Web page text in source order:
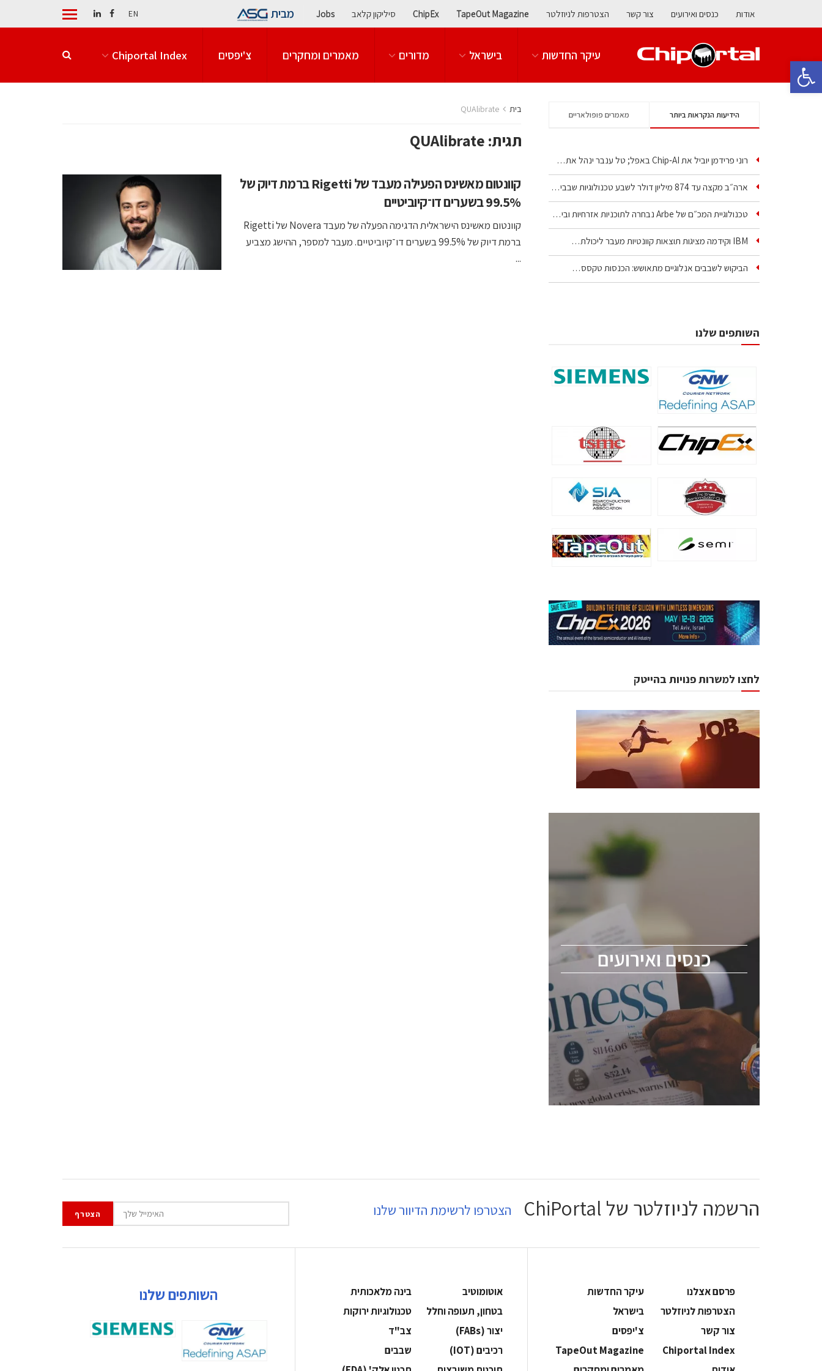
פתח סרגל נגישות
אודות כנסים ואירועים צור קשר הצטרפות לניוזלטר TapeOut Magazine
ChipEx סיליקון קלאב Jobs מבית EN
עיקר החדשות בישראל מדורים מאמרים ומחקרים צ'יפסים Chiportal Index
בית QUAlibrate
תגית: QUAlibrate
קוונטום מאשינס הפעילה מעבד של Rigetti ברמת דיוק של
99.5% בשערים דו־קיוביטיים
קוונטום מאשינס הישראלית הדגימה הפעלה של מעבד Novera של Rigetti
ברמת דיוק של 99.5% בשערים דו־קיוביטיים. מעבר למספר, ההישג מצביע
...
הידיעות הנקראות ביותר מאמרים פופולאריים
רוני פרידמן יוביל את Chip‑AI באפל; טל ענבר ינהל את…
ארה״ב מקצה עד 874 מיליון דולר לשבע טכנולוגיות שבבים…
טכנולוגיית המכ״ם של Arbe נבחרה לתוכניות אזרחיות וביטחוניות
IBM וקידמה מציגות תוצאות קוונטיות מעבר ליכולת…
הביקוש לשבבים אנלוגיים מתאושש: הכנסות טקסס…
השותפים שלנו
לחצו למשרות פנויות בהייטק
כנסים ואירועים
כנסים ואירועים
הסמיקונדקטור כולל מהנדסים, מומחים מקצועיים
ChipEx2026 will be held on May 12-13,
2026. The conference is intended for
everyone involved in the semiconductor
industry, including engineers, professional
experts, and senior executives.
לחץ לפרטים
הרשמה לניוזלטר של ChiPortal הצטרפו לרשימת הדיוור שלנו
פרסם אצלנו
עיקר החדשות
הצטרפות לניוזלטר
בישראל
צור קשר
צ'יפסים
Chiportal Index
TapeOut Magazine
אוטומוטיב
בינה מלאכותית
בטחון, תעופה וחלל
‫טכנולוגיות ירוקות‬
‫יצור (‪(FABs‬‬
‫צב"ד‬
‫רכיבים‬ (IOT)
‫שבבים‬
השותפים שלנו